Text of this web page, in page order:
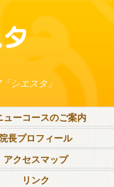
シエスタ」
ューコースのご案内
長プロフィール
アクセスマップ
リンク